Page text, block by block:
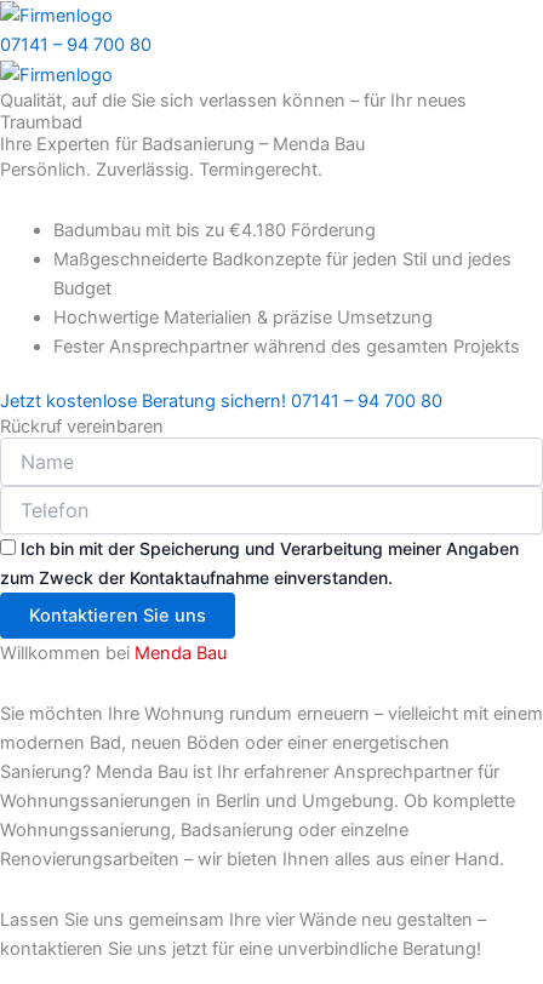
07141 – 94 700 80
Qualität, auf die Sie sich verlassen können – für Ihr neues
Traumbad
Ihre Experten für Badsanierung – Menda Bau
Persönlich. Zuverlässig. Termingerecht.
Badumbau mit bis zu €4.180 Förderung
Maßgeschneiderte Badkonzepte für jeden Stil und jedes
Budget
Hochwertige Materialien & präzise Umsetzung
Fester Ansprechpartner während des gesamten Projekts
Jetzt kostenlose Beratung sichern! 07141 – 94 700 80
Rückruf vereinbaren
Ich bin mit der Speicherung und Verarbeitung meiner Angaben
zum Zweck der Kontaktaufnahme einverstanden.
Kontaktieren Sie uns
Willkommen bei Menda Bau
Sie möchten Ihre Wohnung rundum erneuern – vielleicht mit einem
modernen Bad, neuen Böden oder einer energetischen
Sanierung? Menda Bau ist Ihr erfahrener Ansprechpartner für
Wohnungssanierungen in Berlin und Umgebung. Ob komplette
Wohnungssanierung, Badsanierung oder einzelne
Renovierungsarbeiten – wir bieten Ihnen alles aus einer Hand.
Lassen Sie uns gemeinsam Ihre vier Wände neu gestalten –
kontaktieren Sie uns jetzt für eine unverbindliche Beratung!